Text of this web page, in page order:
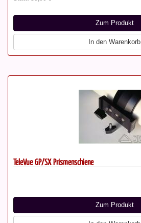
Zum Produkt
In den Warenkorb
TeleVue GP/SX Prismenschiene
Zum Produkt